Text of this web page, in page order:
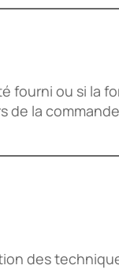
fourni ou si la
de la
des